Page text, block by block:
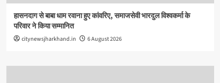
हासनदाग से बाबा धाम रवाना हुए कांवरिए, समाजसेवी भारदुल विश्वकर्मा के
परिवार ने किया सम्मानित
citynewsjharkhand.in 6 August 2026